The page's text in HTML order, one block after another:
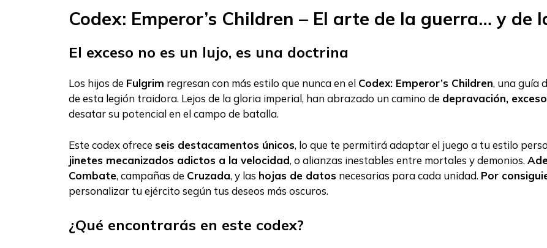
Codex: Emperor’s Children – El arte de la guerra… y de
El exceso no es un lujo, es una doctrina
Los hijos de Fulgrim regresan con más estilo que nunca en el Codex: Emperor’s Children, una guía
de esta legión traidora. Lejos de la gloria imperial, han abrazado un camino de depravación,
desatar su potencial en el campo de batalla.
Este codex ofrece seis destacamentos únicos, lo que te permitirá adaptar el juego a tu estilo
jinetes mecanizados adictos a la velocidad, o alianzas inestables entre mortales y demonios.
Combate, campañas de Cruzada, y las hojas de datos necesarias para cada unidad. Por
personalizar tu ejército según tus deseos más oscuros.
¿Qué encontrarás en este codex?